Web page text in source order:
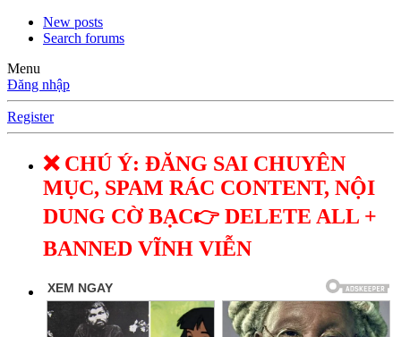
New posts
Search forums
Menu
Đăng nhập
Register
❌ CHÚ Ý: ĐĂNG SAI CHUYÊN
MỤC, SPAM RÁC CONTENT, NỘI
DUNG CỜ BẠC👉 DELETE ALL +
BANNED VĨNH VIỄN